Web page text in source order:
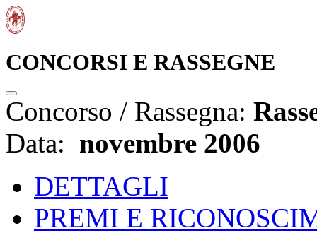
CONCORSI E RASSEGNE
Concorso / Rassegna:
Data: novembre 2006
DETTAGLI
PREMI E